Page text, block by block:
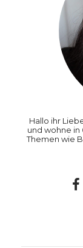
Hallo ihr
und wohne in
Themen wie